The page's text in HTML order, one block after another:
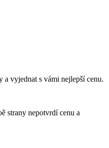
vyjednat s vámi nejlepší cenu.
strany nepotvrdí cenu a